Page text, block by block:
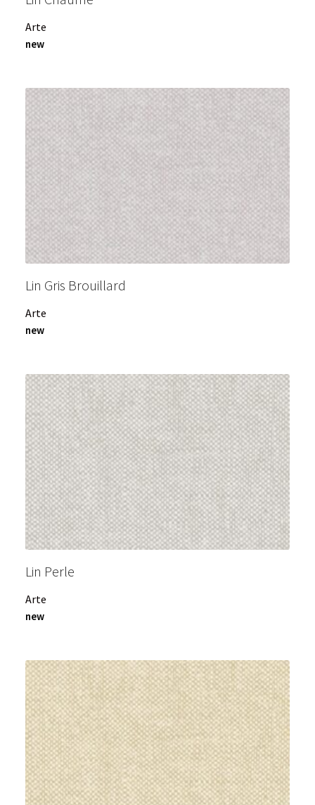
Arte
new
Lin Gris Brouillard
Arte
new
Lin Perle
Arte
new